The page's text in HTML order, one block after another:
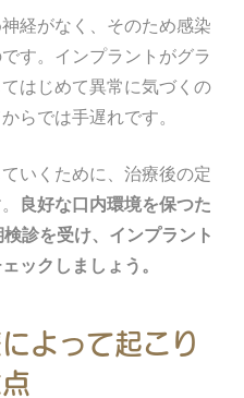
経がなく、そのため感染
す。インプラントがグラ
はじめて異常に気づくの
らでは手遅れです。
いくために、治療後の定
良好な口内環境を保つた
診を受け、インプラント
ックしましょう。
よって起こり